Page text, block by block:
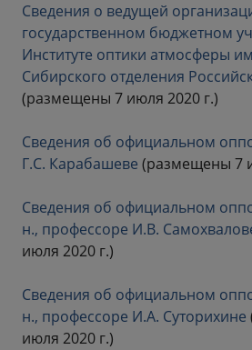
Сведения о ведущей
государственном бюджетном
Институте оптики атмосферы
Сибирского отделения
(размещены 7 июля 2020 г.)
Сведения об официальном
Г.С. Карабашеве (размещены 7
Сведения об официальном
н., профессоре И.В.
июля 2020 г.)
Сведения об официальном
н., профессоре И.А. Суторихине
июля 2020 г.)